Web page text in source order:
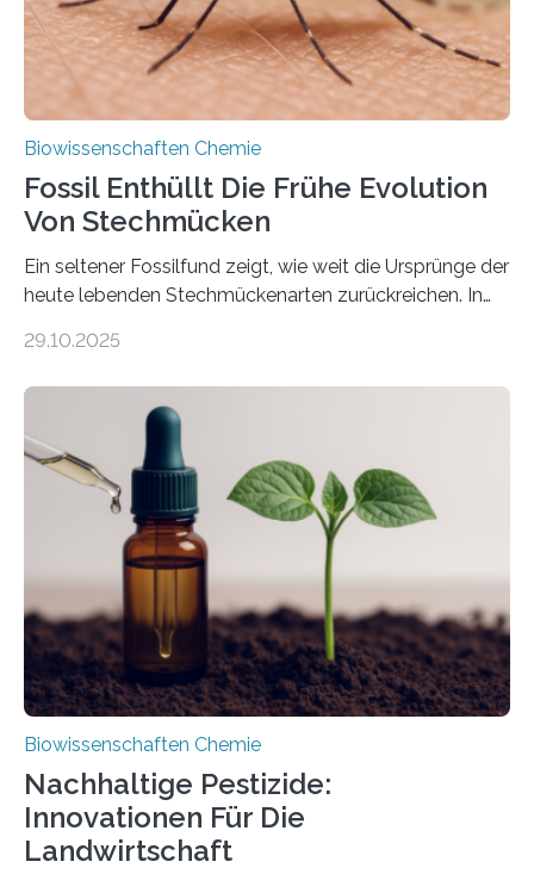
nächsten…
Biowissenschaften Chemie
Fossil Enthüllt Die Frühe Evolution
Von Stechmücken
Ein seltener Fossilfund zeigt, wie weit die Ursprünge der
heute lebenden Stechmückenarten zurückreichen. In
Forschende die bisher älteste bekannte Stechmücken-
Region Kachin in Myanmar und hat sich in
ausgezeichnetem Zustand erhalten. Es konnte als neue
Art einer neuen Gattung beschrieben werden und trägt
nun den Namen Cretosabethes primaevus. Dieser erste
fossile Nachweis einer Stechmückenlarve in Bernstein
stellt gleichzeitig den ersten Fossilfund einer
Mückenlarve aus dem Mesozoikum dar, denn…
29.10.2025
Biowissenschaften Chemie
Nachhaltige Pestizide:
Innovationen Für Die
Landwirtschaft